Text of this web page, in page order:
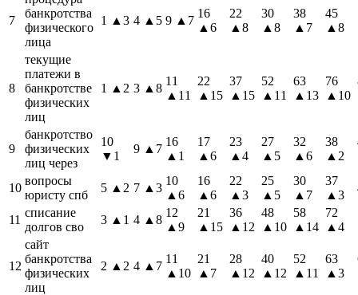
7
банкротства
физического
лица
1 ▲3 4 ▲5 9 ▲7
16
▲6
22
▲8
30
▲8
38
▲7
45
▲8
8
текущие
платежи в
банкротстве
физических
лиц
1 ▲2 3 ▲8
11
▲11
22
▲15
37
▲15
52
▲11
63
▲13
76
▲10
9
банкротство
физических
лиц через
10
▼1
9 ▲7
16
▲1
17
▲6
23
▲4
27
▲5
32
▲6
38
▲2
10
вопросы
юристу спб
5 ▲2 7 ▲3
10
▲6
16
▲6
22
▲3
25
▲5
30
▲7
37
▲3
11
списание
долгов сво
3 ▲1 4 ▲8
12
▲9
21
▲15
36
▲12
48
▲10
58
▲14
72
▲4
12
сайт
банкротства
физических
лиц
2 ▲2 4 ▲7
11
▲10
21
▲7
28
▲12
40
▲12
52
▲11
63
▲3